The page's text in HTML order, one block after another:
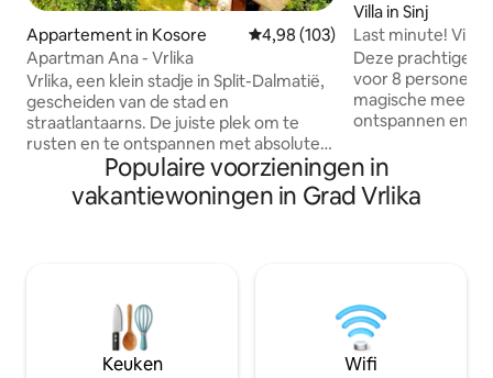
Appartement in Kosore Gemiddelde beoordeling van
4,98 (103)
Apartman Ana - Vrlika
Vrlika, een klein stadje in Split-Dalmatië,
gescheiden van de stad en
straatlantaarns. De juiste plek om te
rusten en te ontspannen met absolute
van de heuvel, met uitzicht aan de ene
kant van het natuurpark Dinara en aan
het raam, het meer van Peru en het
natuurpark Dinara. De accommodatie is
gelegen op 55 km van Sibenik en 70 km
Villa in Sinj
Last minute! Villa
zwembad en
Deze prachtige
voor 8 personen ligt in de buurt van het
magische meer
ontspannen en
verwarmde zwembad van de villa! Ben je
op zoek naar een
privacy terwijl je
volledig
gezellige
allemaal bedekt
Populaire voorzieningen in
vakantiewoningen in Grad Vrlika
Keuken Wifi